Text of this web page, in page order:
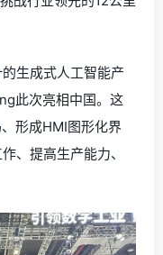
生成式人工智能产
此次亮相中国。这
形成HMI图形化界
、提高生产能力、